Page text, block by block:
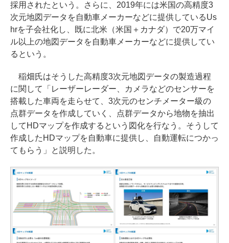
採用されたという。さらに、2019年には米国の高精度3
次元地図データを自動車メーカーなどに提供しているUs
hrを子会社化し、既に北米（米国＋カナダ）で20万マイ
ル以上の地図データを自動車メーカーなどに提供してい
るという。
稲畑氏はそうした高精度3次元地図データの製造過程
に関して「レーザーレーダー、カメラなどのセンサーを
搭載した車両を走らせて、3次元のセンチメーター級の
点群データを作成していく、点群データから地物を抽出
してHDマップを作成するという図化を行なう。そうして
作成したHDマップを自動車に提供し、自動運転につかっ
てもらう」と説明した。